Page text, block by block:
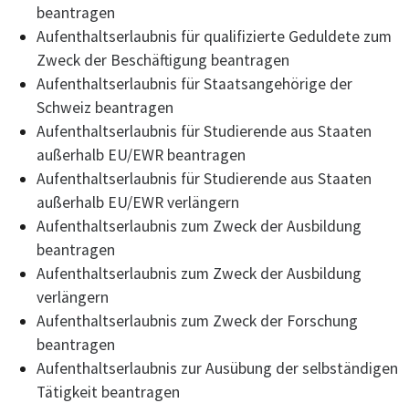
beantragen
Aufenthaltserlaubnis für qualifizierte Geduldete zum
Zweck der Beschäftigung beantragen
Aufenthaltserlaubnis für Staatsangehörige der
Schweiz beantragen
Aufenthaltserlaubnis für Studierende aus Staaten
außerhalb EU/EWR beantragen
Aufenthaltserlaubnis für Studierende aus Staaten
außerhalb EU/EWR verlängern
Aufenthaltserlaubnis zum Zweck der Ausbildung
beantragen
Aufenthaltserlaubnis zum Zweck der Ausbildung
verlängern
Aufenthaltserlaubnis zum Zweck der Forschung
beantragen
Aufenthaltserlaubnis zur Ausübung der selbständigen
Tätigkeit beantragen